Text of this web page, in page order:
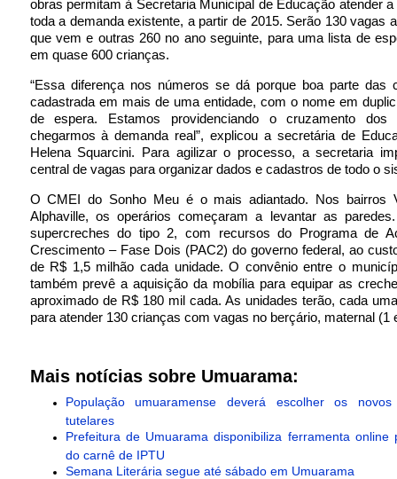
obras permitam à Secretaria Municipal de Educação atender
toda a demanda existente, a partir de 2015. Serão 130 vagas
que vem e outras 260 no ano seguinte, para uma lista de
em quase 600 crianças.
“Essa diferença nos números se dá porque boa parte das
cadastrada em mais de uma entidade, com o nome em
de espera. Estamos providenciando o cruzamento dos
chegarmos à demanda real”, explicou a secretária de
Helena Squarcini. Para agilizar o processo, a secretaria
central de vagas para organizar dados e cadastros de todo o
O CMEI do Sonho Meu é o mais adiantado. Nos bairros
Alphaville, os operários começaram a levantar as
supercreches do tipo 2, com recursos do Programa de
Crescimento – Fase Dois (PAC2) do governo federal, ao
de R$ 1,5 milhão cada unidade. O convênio entre o
também prevê a aquisição da mobília para equipar as
aproximado de R$ 180 mil cada. As unidades terão, cada
para atender 130 crianças com vagas no berçário, maternal (1
Mais notícias sobre Umuarama:
População umuaramense deverá escolher os novos
tutelares
Prefeitura de Umuarama disponibiliza ferramenta online
do carnê de IPTU
Semana Literária segue até sábado em Umuarama